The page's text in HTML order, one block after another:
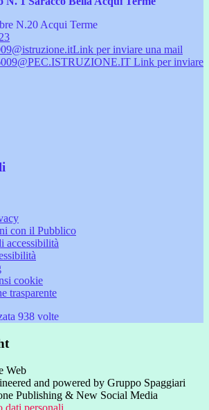
N.20 Acqui Terme
Link per inviare una mail
Link per inviare
con il Pubblico
accessibilità
cookie
trasparente
938 volte
and powered by Gruppo Spaggiari
Publishing & New Social Media
dati personali